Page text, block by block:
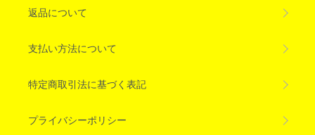
返品について
支払い方法について
特定商取引法に基づく表記
プライバシーポリシー